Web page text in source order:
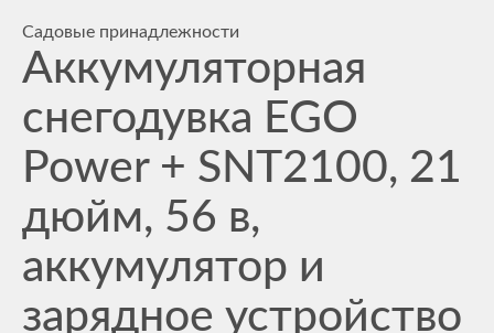
Садовые принадлежности
Аккумуляторная
снегодувка EGO
Power + SNT2100, 21
дюйм, 56 в,
аккумулятор и
зарядное устройство